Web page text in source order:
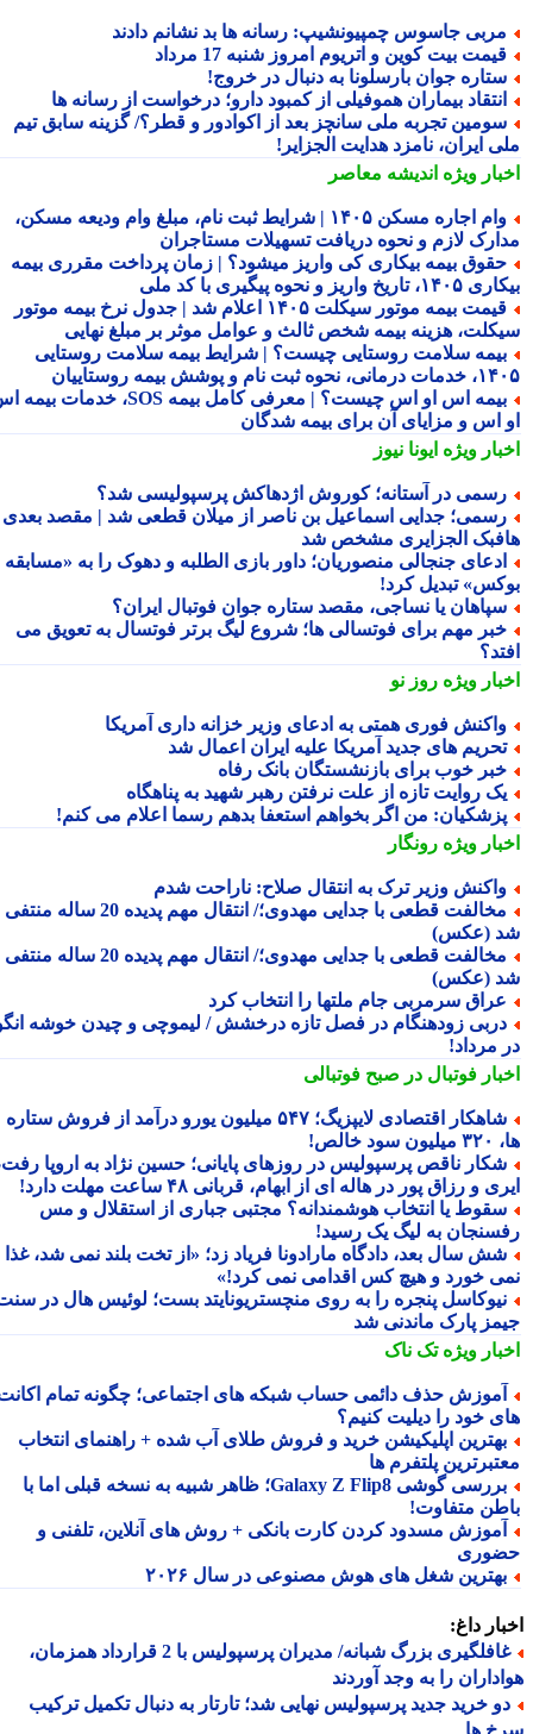
جاسوس چمپیونشیپ: رسانه ها بد نشانم دادند
بیت کوین و اتریوم امروز شنبه 17 مرداد
جوان بارسلونا به دنبال در خروج!
بیماران هموفیلی از کمبود دارو؛ درخواست از رسانه ها
تجربه ملی سانچز بعد از اکوادور و قطر؟/ گزینه سابق تیم
ایران، نامزد هدایت الجزایر!
ویژهاندیشه معاصر
وام اجاره مسکن ۱۴۰۵ | شرایط ثبت نام، مبلغ وام ودیعه مسکن،
لازم و نحوه دریافت تسهیلات مستاجران
بیمه بیکاری کی واریز میشود؟ | زمان پرداخت مقرری بیمه
واریز و نحوه پیگیری با کد ملی
قیمت بیمه موتور سیکلت ۱۴۰۵ اعلام شد | جدول نرخ بیمه موتور
هزینه بیمه شخص ثالث و عوامل موثر بر مبلغ نهایی
سلامت روستایی چیست؟ | شرایط بیمه سلامت روستایی
نام و پوشش بیمه روستاییان
بیمه اس او اس چیست؟ | معرفی کامل بیمه SOS، خدمات بیمه اس
اس و مزایای آن برای بیمه شدگان
ویژهایونا نیوز
در آستانه؛ کوروش اژدهاکش پرسپولیسی شد؟
جدایی اسماعیل بن ناصر از میلان قطعی شد | مقصد بعدی
الجزایری مشخص شد
جنجالی منصوریان؛ داور بازی الطلبه و دهوک را به «مسابقه
تبدیل کرد!
یا نساجی، مقصد ستاره جوان فوتبال ایران؟
مهم برای فوتسالی ها؛ شروع لیگ برتر فوتسال به تعویق می
ویژهروز نو
فوری همتی به ادعای وزیر خزانه داری آمریکا
های جدید آمریکا علیه ایران اعمال شد
خوب برای بازنشستگان بانک رفاه
روایت تازه از علت نرفتن رهبر شهید به پناهگاه
من اگر بخواهم استعفا بدهم رسما اعلام می کنم!
ویژهرونگار
وزیر ترک به انتقال صلاح: ناراحت شدم
مخالفت قطعی با جدایی مهدوی؛/ انتقال مهم پدیده 20 ساله منتفی
(عکس)
مخالفت قطعی با جدایی مهدوی؛/ انتقال مهم پدیده 20 ساله منتفی
(عکس)
سرمربی جام ملتها را انتخاب کرد
زودهنگام در فصل تازه درخشش / لیموچی و چیدن خوشه انگور
مرداد!
فوتبال در صبح فوتبالی
شاهکار اقتصادی لایپزیگ؛ ۵۴۷ میلیون یورو درآمد از فروش ستاره
ناقص پرسپولیس در روزهای پایانی؛ حسین نژاد به اروپا رفت،
و رزاق پور در هاله ای از ابهام، قربانی ۴۸ ساعت مهلت دارد!
یا انتخاب هوشمندانه؟ مجتبی جباری از استقلال و مس
به لیگ یک رسید!
سال بعد، دادگاه مارادونا فریاد زد؛ «از تخت بلند نمی شد، غذا
خورد و هیچ کس اقدامی نمی کرد!»
پنجره را به روی منچستریونایتد بست؛ لوئیس هال در سنت
پارک ماندنی شد
ویژهتک ناک
حذف دائمی حساب شبکه های اجتماعی؛ چگونه تمام اکانت
خود را دیلیت کنیم؟
اپلیکیشن خرید و فروش طلای آب شده + راهنمای انتخاب
پلتفرم ها
بررسی گوشی Galaxy Z Flip8؛ ظاهر شبیه به نسخه قبلی اما با
متفاوت!
مسدود کردن کارت بانکی + روش های آنلاین، تلفنی و
شغل های هوش مصنوعی در سال ۲۰۲۶
داغ:
غافلگیری بزرگ شبانه/ مدیران پرسپولیس با 2 قرارداد همزمان،
را به وجد آوردند
خرید جدید پرسپولیس نهایی شد؛ تارتار به دنبال تکمیل ترکیب